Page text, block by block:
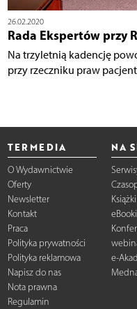
26.02.2020
Rada Ekspertów przy
Na trzyletnią kadencję
przy rzeczniku praw
TERMEDIA
O Wydawnictwie
Oferty
Newsletter
Kontakt
Praca
Polityka prywatności
Polityka reklamowa
Napisz do nas
Nota prawna
Regulamin
NA
Książki
eBooki
e-